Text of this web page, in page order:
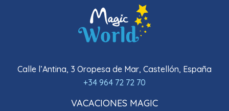
Calle l’Antina, 3 Oropesa de Mar, Castellón, España
+34 964 72 72 70
VACACIONES MAGIC